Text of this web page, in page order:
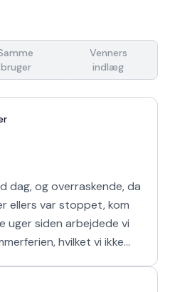
bruger
Venners
indlæg
dag, og overraskende, da
ellers var stoppet, kom
hvilket vi ikke